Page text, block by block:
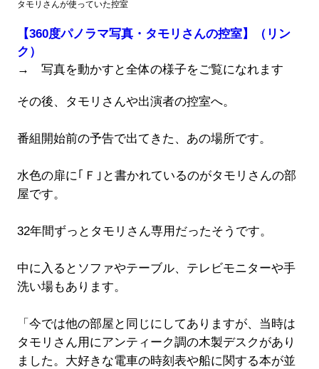
タモリさんが使っていた控室
【360度パノラマ写真・タモリさんの控室】（リン
ク）
→ 写真を動かすと全体の様子をご覧になれます
その後、タモリさんや出演者の控室へ。
番組開始前の予告で出てきた、あの場所です。
水色の扉に｢Ｆ｣と書かれているのがタモリさんの部
屋です。
32年間ずっとタモリさん専用だったそうです。
中に入るとソファやテーブル、テレビモニターや手
洗い場もあります。
「今では他の部屋と同じにしてありますが、当時は
タモリさん用にアンティーク調の木製デスクがあり
ました。大好きな電車の時刻表や船に関する本が並